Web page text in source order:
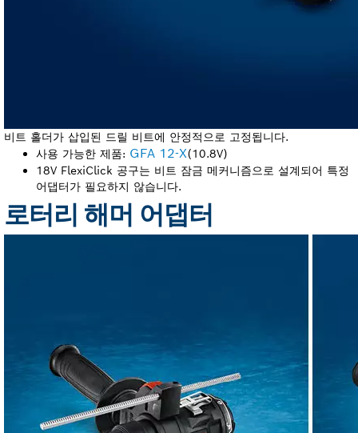
비트 홀더가 삽입된 드릴 비트에 안정적으로 고정됩니다.
사용 가능한 제품: GFA 12-X(10.8V)
18V FlexiClick 공구는 비트 잠금 메커니즘으로 설계되어 특정
어댑터가 필요하지 않습니다.
로터리 해머 어댑터